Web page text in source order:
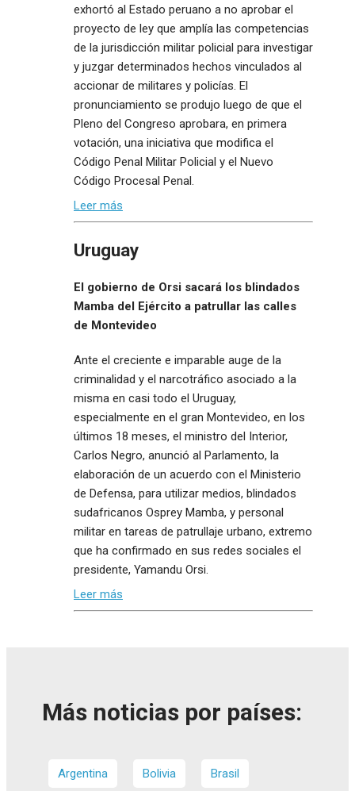
exhortó al Estado peruano a no aprobar el
proyecto de ley que amplía las competencias
de la jurisdicción militar policial para investigar
y juzgar determinados hechos vinculados al
accionar de militares y policías. El
pronunciamiento se produjo luego de que el
Pleno del Congreso aprobara, en primera
votación, una iniciativa que modifica el
Código Penal Militar Policial y el Nuevo
Código Procesal Penal.
Leer más
Uruguay
El gobierno de Orsi sacará los blindados
Mamba del Ejército a patrullar las calles
de Montevideo
Ante el creciente e imparable auge de la
criminalidad y el narcotráfico asociado a la
misma en casi todo el Uruguay,
especialmente en el gran Montevideo, en los
últimos 18 meses, el ministro del Interior,
Carlos Negro, anunció al Parlamento, la
elaboración de un acuerdo con el Ministerio
de Defensa, para utilizar medios, blindados
sudafricanos Osprey Mamba, y personal
militar en tareas de patrullaje urbano, extremo
que ha confirmado en sus redes sociales el
presidente, Yamandu Orsi.
Leer más
Más noticias por países:
Argentina Bolivia Brasil